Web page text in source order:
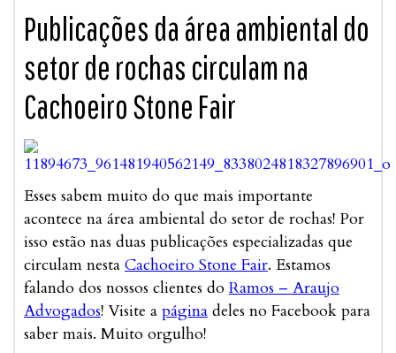
Publicações da área ambiental do
setor de rochas circulam na
Cachoeiro Stone Fair
Esses sabem muito do que mais importante
acontece na área ambiental do setor de rochas! Por
isso estão nas duas publicações especializadas que
circulam nesta Cachoeiro Stone Fair. Estamos
falando dos nossos clientes do Ramos – Araujo
Advogados! Visite a página deles no Facebook para
saber mais. Muito orgulho!